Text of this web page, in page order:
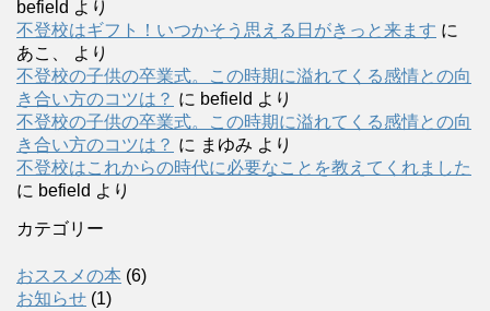
befield より
不登校はギフト！いつかそう思える日がきっと来ます に
あこ、
より
不登校の子供の卒業式。この時期に溢れてくる感情との向
き合い方のコツは？ に befield より
不登校の子供の卒業式。この時期に溢れてくる感情との向
き合い方のコツは？ に まゆみ より
不登校はこれからの時代に必要なことを教えてくれました
に befield より
カテゴリー
おススメの本 (6)
お知らせ (1)